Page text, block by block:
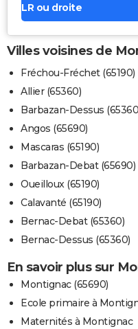
LR ou droite
Villes voisines de
Fréchou-Fréchet (65190)
Allier (65360)
Barbazan-Dessus
Angos (65690)
Mascaras (65190)
Barbazan-Debat (65690)
Oueilloux (65190)
Calavanté (65190)
Bernac-Debat (65360)
Bernac-Dessus (65360)
En savoir plus sur
Montignac (65690)
Ecole primaire à
Maternités à Montignac